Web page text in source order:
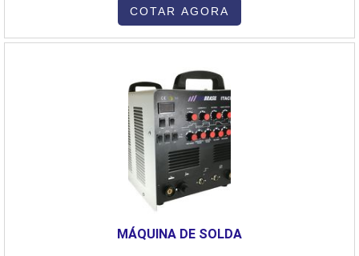
também produzem grandes estruturas metálicas que suportam ou
acomodam esses equipamentos, como plataformas e bases. 3.
Processos Envolvidos A caldeiraria envolve várias etapas de
fabricação, é feito um detalhado projeto estrutural e de engenharia,
com cálculos de resistência dos materiais e de pressão para
garantir a segurança e a eficiência do equipamento. Corte de
Materiais: Utilizam-se diversos processos, como corte a plasma, a
laser, a água, ou mesmo serras, dependendo da espessura e do
tipo de material a ser cortado. Soldagem: A soldagem é um dos
processos mais importantes na caldeiraria, sendo usada para unir
e arco elétrico são comumente empregadas. Conformação: A
IMPORTANTES SOBRE O SERVIÇO A termofusão é uma técnica
controlada para obter um resultado com melhor precisão. Sendo
assim, é essencial que o equipamento usado apresente alto
desempenho e ótima relação custo-benefício.A temperatura é a
chave principal para o sucesso da solda por termofusão, pois é ela
que assegura que o procedimento obtenha o resultado desejado,
estabelecendo maior qualidade e durabilidade. Além disso, é
fundamental citar que diversos setores procuram pelo melhor
preço da locação da máquina de termofusão, tais
saneamento;Companhias de distribuição de água e esgoto.Em
COTAR AGORA
MÁQUINA DE SOLDA